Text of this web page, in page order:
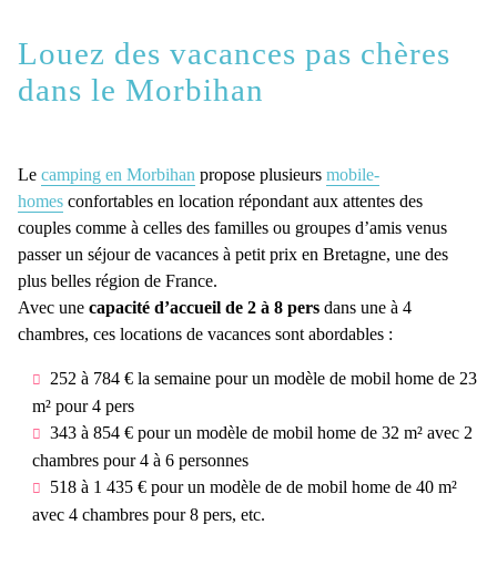
Louez des vacances pas chères
dans le Morbihan
Le camping en Morbihan propose plusieurs mobile-
homes confortables en location répondant aux attentes des
couples comme à celles des familles ou groupes d’amis venus
passer un séjour de vacances à petit prix en Bretagne, une des
plus belles région de France.
Avec une capacité d’accueil de 2 à 8 pers dans une à 4
chambres, ces locations de vacances sont abordables :
252 à 784 € la semaine pour un modèle de mobil home de 23
m² pour 4 pers
343 à 854 € pour un modèle de mobil home de 32 m² avec 2
chambres pour 4 à 6 personnes
518 à 1 435 € pour un modèle de de mobil home de 40 m²
avec 4 chambres pour 8 pers, etc.